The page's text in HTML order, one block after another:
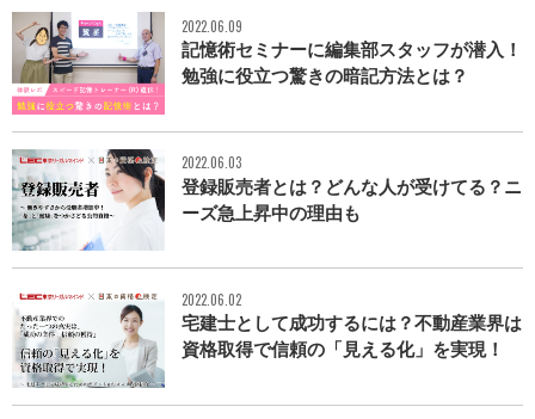
2022.06.09
記憶術セミナーに編集部スタッフが潜入！
勉強に役立つ驚きの暗記方法とは？
2022.06.03
登録販売者とは？どんな人が受けてる？ニ
ーズ急上昇中の理由も
2022.06.02
宅建士として成功するには？不動産業界は
資格取得で信頼の「見える化」を実現！